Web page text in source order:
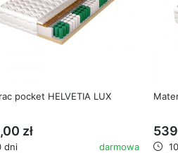
pocket HELVETIA LUX
zł
dni
darmowa